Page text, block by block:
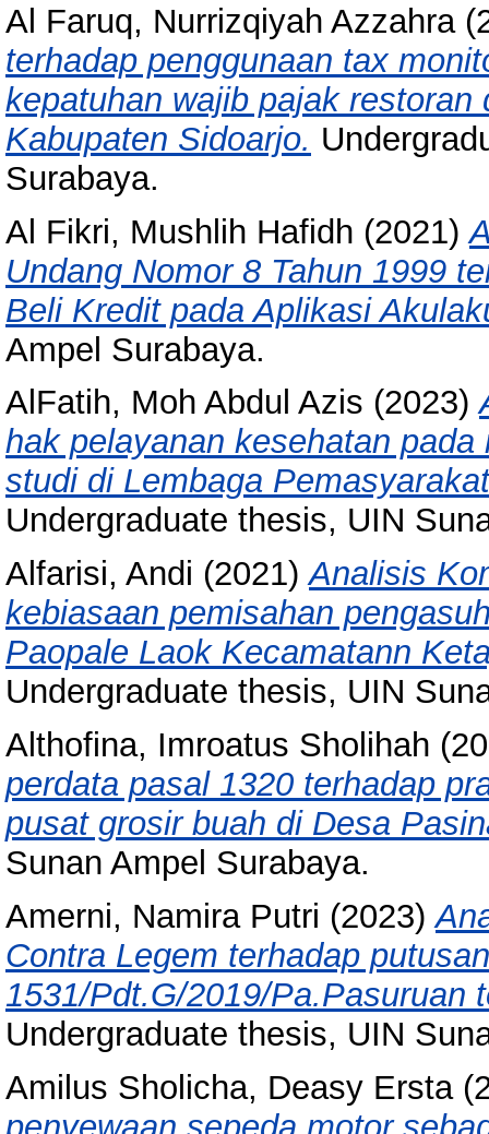
Al Faruq, Nurrizqiyah Azzahra
terhadap penggunaan tax
kepatuhan wajib pajak
Kabupaten Sidoarjo.
Surabaya.
Al Fikri, Mushlih Hafidh (2021)
Undang Nomor 8 Tahun 1999
Beli Kredit pada Aplikasi
Ampel Surabaya.
AlFatih, Moh Abdul Azis (2023)
hak pelayanan kesehatan
studi di Lembaga
Undergraduate thesis, UIN
Alfarisi, Andi (2021)Analisis
kebiasaan pemisahan
Paopale Laok Kecamatann
Undergraduate thesis, UIN
Althofina, Imroatus Sholihah
perdata pasal 1320 terhadap
pusat grosir buah di Desa
Sunan Ampel Surabaya.
Amerni, Namira Putri (2023)
Contra Legem terhadap
1531/Pdt.G/2019/Pa.Pasuruan
Undergraduate thesis, UIN
Amilus Sholicha, Deasy Ersta